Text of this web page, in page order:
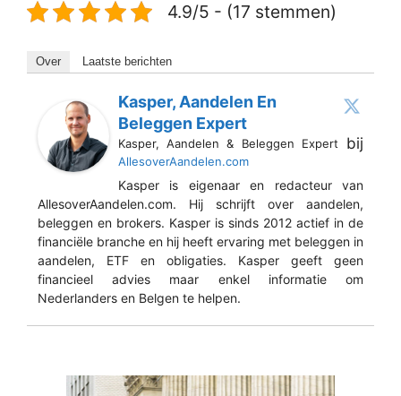
4.9/5 - (17 stemmen)
Over Laatste berichten
Kasper, Aandelen En
Beleggen Expert
Kasper, Aandelen & Beleggen Expert bij
AllesoverAandelen.com
Kasper is eigenaar en redacteur van
AllesoverAandelen.com. Hij schrijft over aandelen,
beleggen en brokers. Kasper is sinds 2012 actief in de
financiële branche en hij heeft ervaring met beleggen in
aandelen, ETF en obligaties. Kasper geeft geen
financieel advies maar enkel informatie om
Nederlanders en Belgen te helpen.